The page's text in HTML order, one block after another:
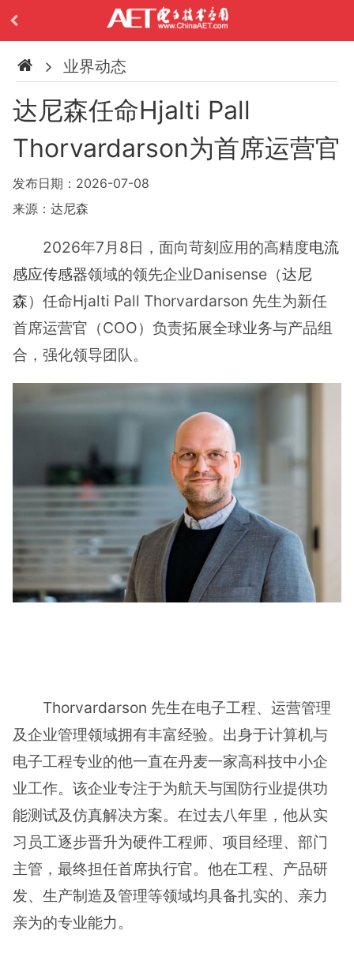
业界动态
达尼森任命Hjalti Pall
Thorvardarson为首席运营官
发布日期：2026-07-08
来源：达尼森
2026年7月8日，面向苛刻应用的高精度电流
感应传感器领域的领先企业Danisense（达尼
森）任命Hjalti Pall Thorvardarson 先生为新任
首席运营官（COO）负责拓展全球业务与产品组
合，强化领导团队。
Thorvardarson 先生在电子工程、运营管理
及企业管理领域拥有丰富经验。出身于计算机与
电子工程专业的他一直在丹麦一家高科技中小企
业工作。该企业专注于为航天与国防行业提供功
能测试及仿真解决方案。在过去八年里，他从实
习员工逐步晋升为硬件工程师、项目经理、部门
主管，最终担任首席执行官。他在工程、产品研
发、生产制造及管理等领域均具备扎实的、亲力
亲为的专业能力。